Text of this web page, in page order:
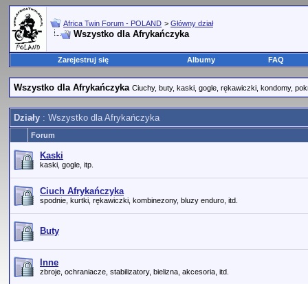
Africa Twin Forum - POLAND > Główny dział
Wszystko dla Afrykańczyka
Zarejestruj się Albumy FAQ
Wszystko dla Afrykańczyka Ciuchy, buty, kaski, gogle, rękawiczki, kondomy,
Działy : Wszystko dla Afrykańczyka
Forum
Kaski
kaski, gogle, itp.
Ciuch Afrykańczyka
spodnie, kurtki, rękawiczki, kombinezony, bluzy enduro, itd.
Buty
Inne
zbroje, ochraniacze, stabilizatory, bielizna, akcesoria, itd.